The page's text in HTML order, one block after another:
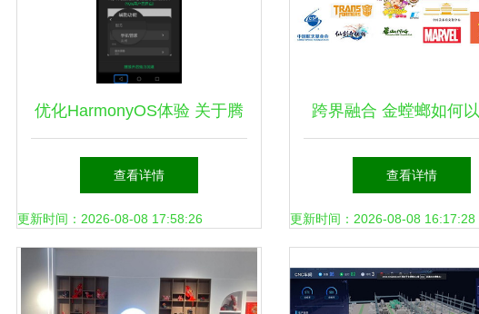
优化HarmonyOS体验 关于腾
讯手机管家后台服务功能的深
度分析与建议
查看详情
更新时间：2026-08-08 17:58:26
跨界融合 金螳螂如何
文化创意赋能旅游商
查看详情
更新时间：2026-08-08 16:17:28